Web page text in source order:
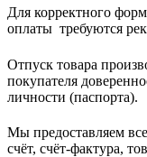
Для корректного
оплаты требуются
Отпуск товара
покупателя
личности (паспорта).
Мы предоставляем
счёт, счёт-фактура,